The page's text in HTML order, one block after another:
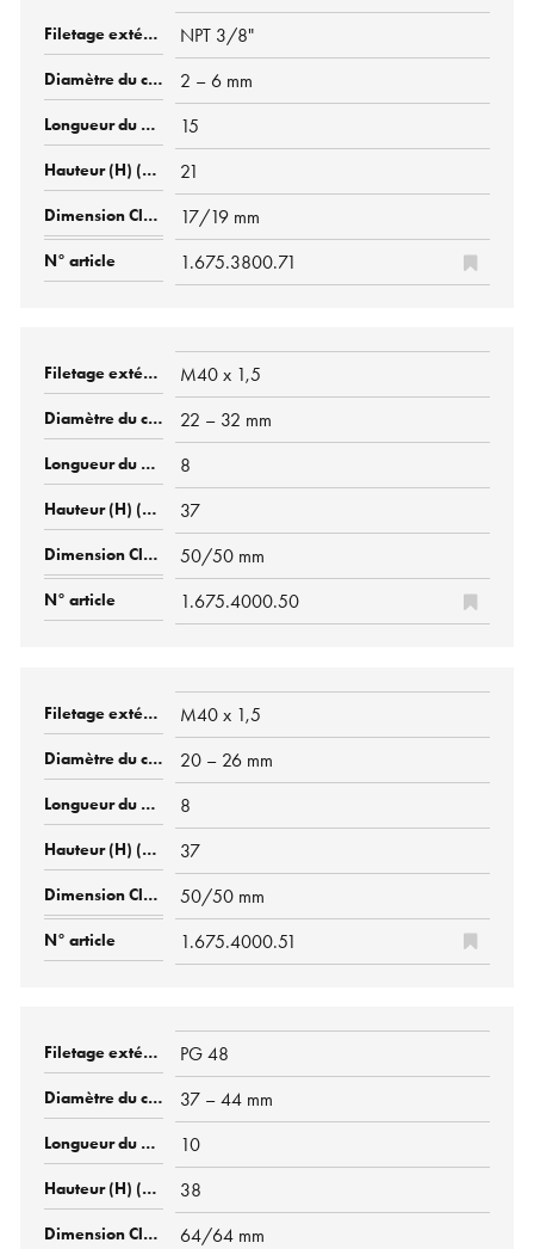
NPT 3/8"
2 – 6 mm
15
21
17/19 mm
1.675.3800.71
M40 x 1,5
22 – 32 mm
8
37
50/50 mm
1.675.4000.50
M40 x 1,5
20 – 26 mm
8
37
50/50 mm
1.675.4000.51
PG 48
37 – 44 mm
10
38
64/64 mm